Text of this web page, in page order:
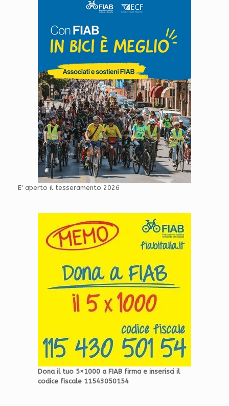
E' aperto il tesseramento 2026
Dona il tuo 5×1000 a FIAB firma e inserisci il
codice fiscale 11543050154